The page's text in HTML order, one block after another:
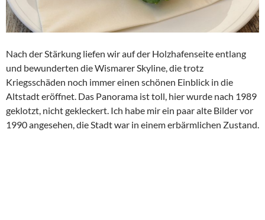
Nach der Stärkung liefen wir auf der Holzhafenseite entlang
und bewunderten die Wismarer Skyline, die trotz
Kriegsschäden noch immer einen schönen Einblick in die
Altstadt eröffnet. Das Panorama ist toll, hier wurde nach 1989
geklotzt, nicht gekleckert. Ich habe mir ein paar alte Bilder vor
1990 angesehen, die Stadt war in einem erbärmlichen Zustand.